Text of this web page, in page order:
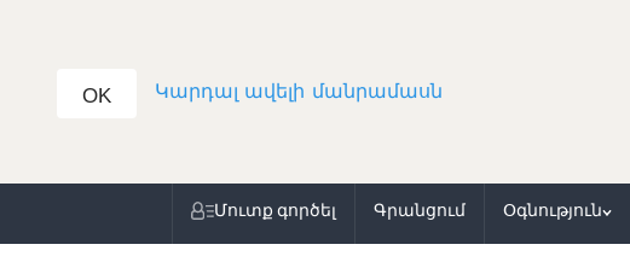
OK Կարդալ ավելի մանրամասն
Մուտք գործել Գրանցում Օգնություն